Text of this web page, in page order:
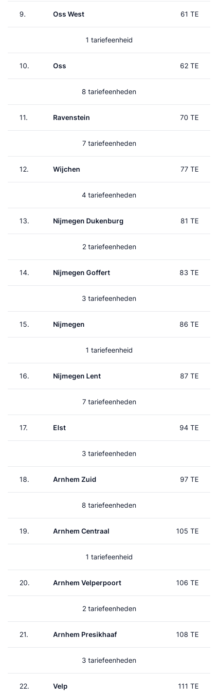
9. Oss West 61 TE
1 tariefeenheid
10. Oss 62 TE
8 tariefeenheden
11. Ravenstein 70 TE
7 tariefeenheden
12. Wijchen 77 TE
4 tariefeenheden
13. Nijmegen Dukenburg 81 TE
2 tariefeenheden
14. Nijmegen Goffert 83 TE
3 tariefeenheden
15. Nijmegen 86 TE
1 tariefeenheid
16. Nijmegen Lent 87 TE
7 tariefeenheden
17. Elst 94 TE
3 tariefeenheden
18. Arnhem Zuid 97 TE
8 tariefeenheden
19. Arnhem Centraal 105 TE
1 tariefeenheid
20. Arnhem Velperpoort 106 TE
2 tariefeenheden
21. Arnhem Presikhaaf 108 TE
3 tariefeenheden
22. Velp 111 TE